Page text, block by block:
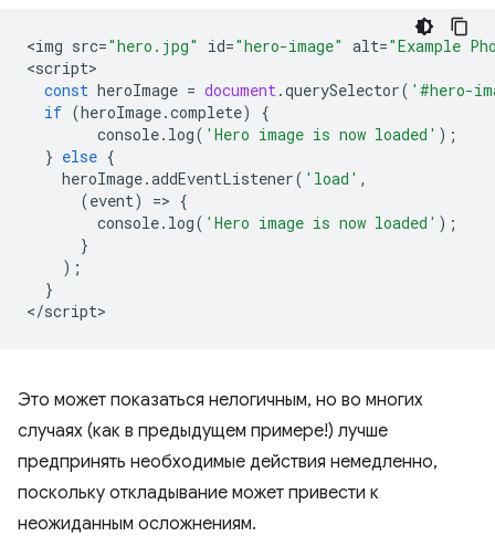
<img src="hero.jpg" id="hero-image" alt="Example
<script
const heroImage = document.querySelector( '#hero-
if (heroImage.complete)
{
console. log( 'Hero image is now loaded' );
} else {
heroImage.addEventListener( 'load' ,
(event) => {
console. log( 'Hero image is now loaded' );
}
);
}
</script
Это может показаться нелогичным, но во многих
случаях (как в предыдущем примере!) лучше
предпринять необходимые действия немедленно,
поскольку откладывание может привести к
неожиданным осложнениям.